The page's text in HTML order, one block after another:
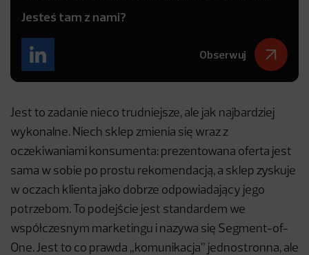
Jesteś tam z nami?
Obserwuj
Jest to zadanie nieco trudniejsze, ale jak najbardziej
wykonalne. Niech sklep zmienia się wraz z
oczekiwaniami konsumenta: prezentowana oferta jest
sama w sobie po prostu rekomendacją, a sklep zyskuje
w oczach klienta jako dobrze odpowiadający jego
potrzebom. To podejście jest standardem we
współczesnym marketingu i nazywa się Segment-of-
One. Jest to co prawda „komunikacja” jednostronna, ale